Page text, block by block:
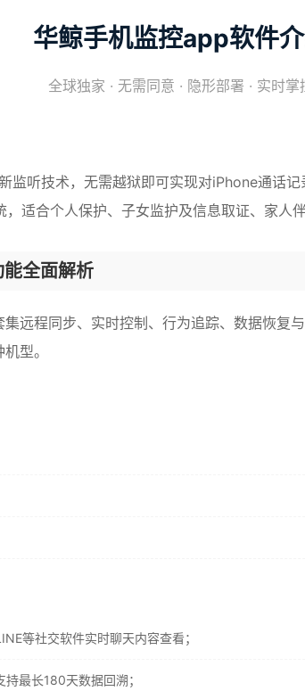
华鲸手机监控app软件
全球独家 · 无需同意 · 隐形部署 · 实时掌
监听技术，无需越狱即可实现对iPhone通话
适合个人保护、子女监护及信息取证、家人
全面解析
远程同步、实时控制、行为追踪、数据恢复
型。
等社交软件实时聊天内容查看；
最长180天数据回溯；